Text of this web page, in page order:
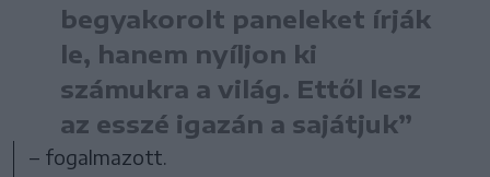
begyakorolt paneleket írják
le, hanem nyíljon ki
számukra a világ. Ettől lesz
az esszé igazán a sajátjuk”
– fogalmazott.